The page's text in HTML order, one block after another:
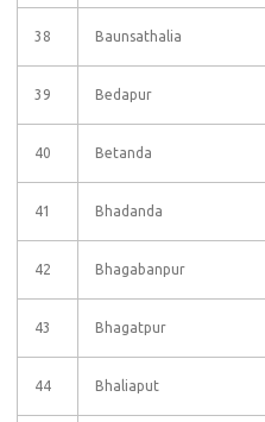
38 Baunsathalia
39 Bedapur
40 Betanda
41 Bhadanda
42 Bhagabanpur
43 Bhagatpur
44 Bhaliaput